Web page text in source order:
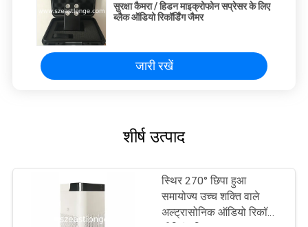
सुरक्षा कैमरा / हिडन माइक्रोफोन सप्रेसर के लिए
ब्लैक ऑडियो रिकॉर्डिंग जैमर
जारी रखें
शीर्ष उत्पाद
स्थिर 270° छिपा हुआ
समायोज्य उच्च शक्ति वाले
अल्ट्रासोनिक ऑडियो रिकॉर्डिंग